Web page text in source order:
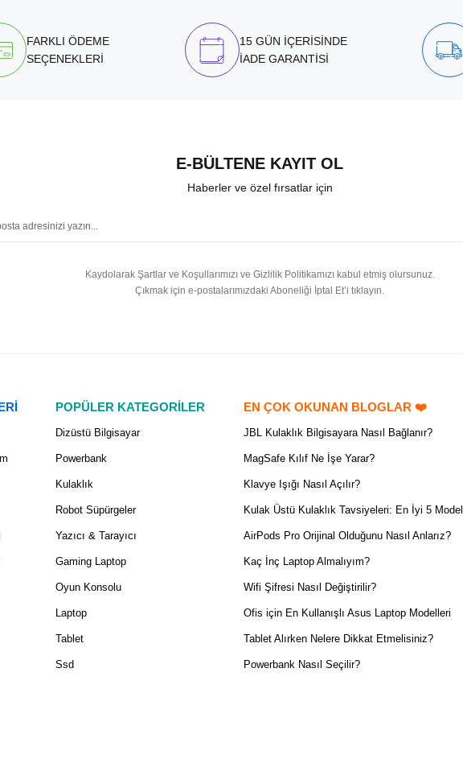
FARKLI ÖDEME
SEÇENEKLERİ
15 GÜN İÇERİSİNDE
İADE GARANTİSİ
E-BÜLTENE KAYIT OL
Haberler ve özel fırsatlar için
Kaydolarak Şartlar ve Koşullarımızı ve Gizlilik Politikamızı kabul etmiş olursunuz.
Çıkmak için e-postalarımızdaki Aboneliği İptal Et’i tıklayın.
POPÜLER KATEGORİLER
Dizüstü Bilgisayar
Powerbank
Kulaklık
Robot Süpürgeler
Yazıcı & Tarayıcı
Gaming Laptop
Oyun Konsolu
Laptop
Tablet
Ssd
EN ÇOK OKUNAN BLOGLAR ❤️
JBL Kulaklık Bilgisayara Nasıl Bağlanır?
MagSafe Kılıf Ne İşe Yarar?
Klavye Işığı Nasıl Açılır?
Kulak Üstü Kulaklık Tavsiyeleri: En İyi 5 Model
AirPods Pro Orijinal Olduğunu Nasıl Anlarız?
Kaç İnç Laptop Almalıyım?
Wifi Şifresi Nasıl Değiştirilir?
Ofis için En Kullanışlı Asus Laptop Modelleri
Tablet Alırken Nelere Dikkat Etmelisiniz?
Powerbank Nasıl Seçilir?